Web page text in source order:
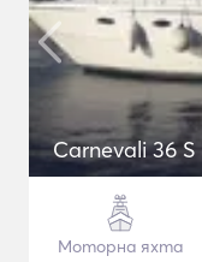
Carnevali 36 S
Моторна яхта